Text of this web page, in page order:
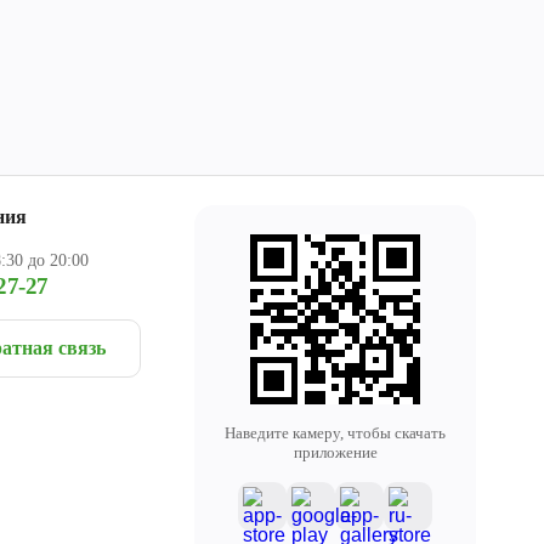
до 20:00
27
связь
Наведите камеру, чтобы скачать
приложение